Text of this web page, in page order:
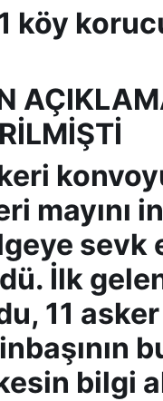
köy
mayını
sevk
İlk
11
bilgi